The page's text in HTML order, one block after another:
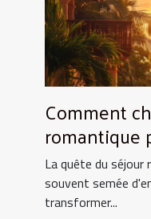
Comment
romantique
surprendre
La quête du
souvent semée
transformer...